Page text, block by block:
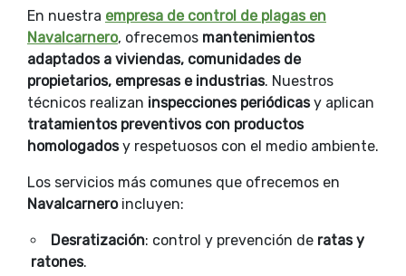
En nuestra empresa de control de plagas en
Navalcarnero, ofrecemos mantenimientos
adaptados a viviendas, comunidades de
propietarios, empresas e industrias. Nuestros
técnicos realizan inspecciones periódicasy aplican
tratamientos preventivos con productos
homologadosy respetuosos con el medio ambiente.
Los servicios más comunes que ofrecemos en
Navalcarnero incluyen:
Desratización: control y prevención de ratas y
ratones.